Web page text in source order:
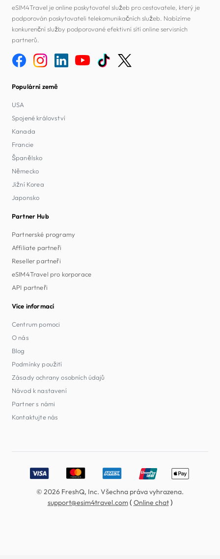
eSIM4Travel je online poskytovatel služeb pro cestovatele, který je
podporován poskytovateli telekomunikačních služeb. Nabízíme
konkurenční služby podporované efektivní sítí online servisních
partnerů.
Populární země
USA
Spojené království
Kanada
Francie
Španělsko
Německo
Jižní Korea
Japonsko
Partner Hub
Partnerské programy
Affiliate partneři
Reseller partneři
eSIM4Travel pro korporace
API partneři
Více informací
Centrum pomoci
O nás
Blog
Podmínky použití
Zásady ochrany osobních údajů
Návod k nastavení
Partner s námi
Kontaktujte nás
Accepted payment methods: Visa, MasterCard, American
© 2026 FreshQ, Inc. Všechna práva vyhrazena.
support@esim4travel.com( Online chat)